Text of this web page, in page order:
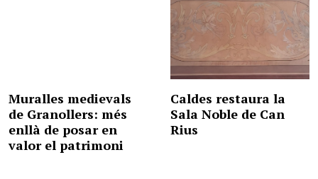
Muralles medievals
de Granollers: més
enllà de posar en
valor el patrimoni
Caldes restaura la
Sala Noble de Can
Rius